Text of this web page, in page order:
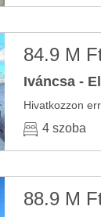
84.9 M
Iváncsa -
4 szoba
88.9 M